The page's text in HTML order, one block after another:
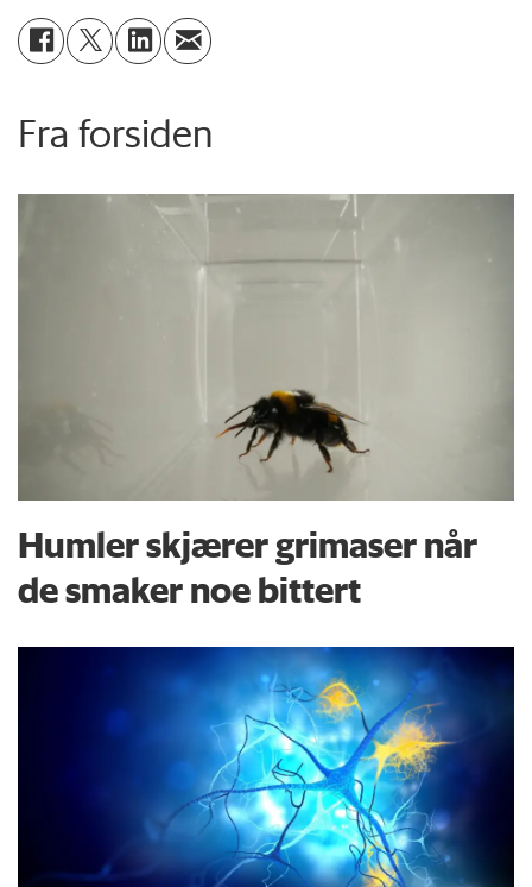
Fra forsiden
Humler skjærer grimaser når
de smaker noe bittert